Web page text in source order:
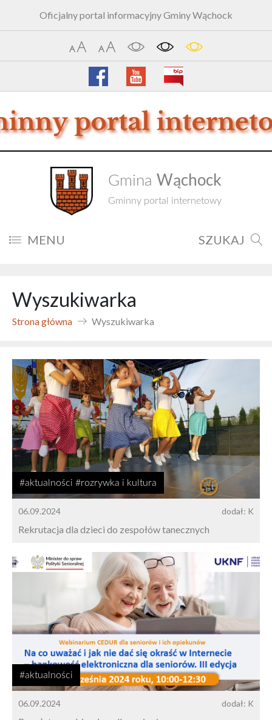
Oficjalny portal informacyjny Gminy Wąchock
Gmina Wąchock
Gminny portal internetowy
MENU SZUKAJ
Wyszukiwarka
Strona główna Wyszukiwarka
#aktualności #rozrywka i kultura
06.09.2024 dodał: K
Rekrutacja dla dzieci do zespołów tanecznych
#aktualności
06.09.2024 dodał: K